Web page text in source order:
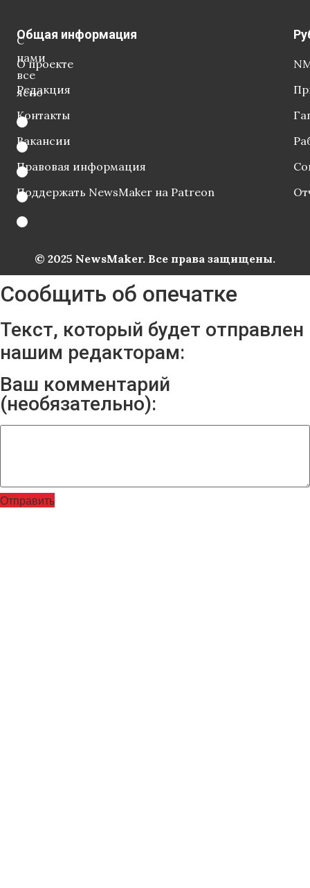
С
нами
все
ясно
Общая информация
О проекте
Редакция
Контакты
Вакансии
Правовая информация
Поддержать NewsMaker на Patreon
© 2025 NewsMaker. Все права защищены.
Сообщить об опечатке
Текст, который будет отправлен
нашим редакторам:
Ваш комментарий
(необязательно):
Отправить